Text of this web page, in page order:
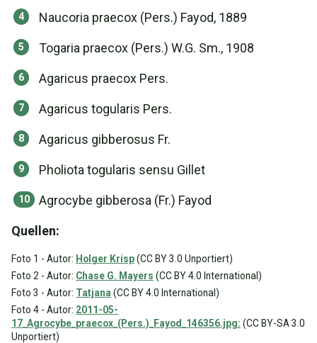
Naucoria praecox (Pers.) Fayod, 1889
Togaria praecox (Pers.) W.G. Sm., 1908
Agaricus praecox Pers.
Agaricus togularis Pers.
Agaricus gibberosus Fr.
Pholiota togularis sensu Gillet
Agrocybe gibberosa (Fr.) Fayod
Quellen:
Foto 1 - Autor: Holger Krisp(CC BY 3.0 Unportiert)
Foto 2 - Autor: Chase G. Mayers (CC BY 4.0 International)
Foto 3 - Autor: Tatjana (CC BY 4.0 International)
Foto 4 - Autor: 2011-05-
17_Agrocybe_praecox_(Pers.)_Fayod_146356.jpg: (CC BY-SA 3.0
Unportiert)